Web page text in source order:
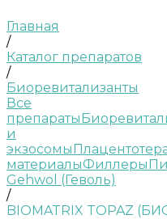
Главная
/
Каталог препаратов
/
Биоревитализанты
Все
препараты
и
экзосомы
материалыФиллеры
Gehwol (Геволь)
/
BIOMATRIX TOPAZ